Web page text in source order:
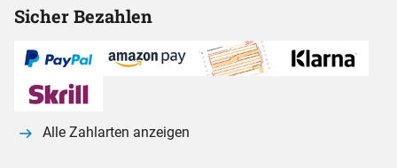
Sicher Bezahlen
Alle Zahlarten anzeigen